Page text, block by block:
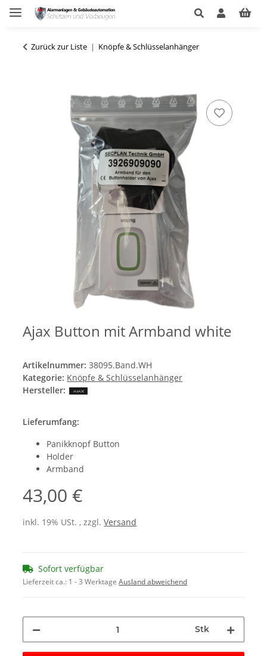
Zurück zur Liste Knöpfe & Schlüsselanhänger
Ajax Button mit Armband white
Artikelnummer:38095.Band.WH
Kategorie: Knöpfe & Schlüsselanhänger
Hersteller:
Lieferumfang:
Panikknopf Button
Holder
Armband
43,00 €
inkl. 19% USt. , zzgl.Versand
Sofort verfügbar
Lieferzeit ca.: 1 - 3 WerktageAusland abweichend
Stk